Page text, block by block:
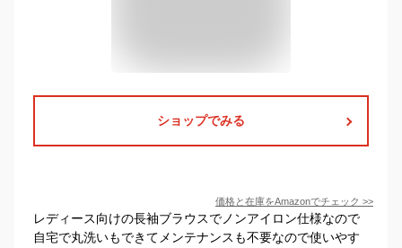
ショップでみる
価格と在庫をAmazonでチェック >>
レディース向けの長袖ブラウスでノンアイロン仕様なので
自宅で丸洗いもできてメンテナンスも不要なので使いやす